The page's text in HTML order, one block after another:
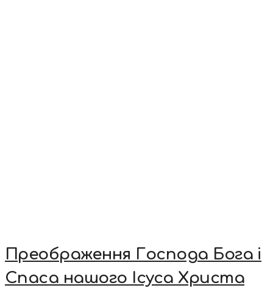
Преображення Господа Бога і
Спаса нашого Ісуса Христа